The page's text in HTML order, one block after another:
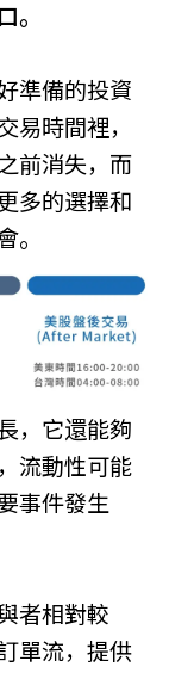
。
準備的投資
易時間裡，
前消失，而
多的選擇和
。
，它還能夠
流動性可能
事件發生
者相對較
單流，提供